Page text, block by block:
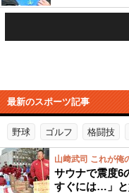
最新のスポーツ記事
野球 ゴルフ 格闘技
山﨑武司 これが俺
サウナで震度6
すぐには…」